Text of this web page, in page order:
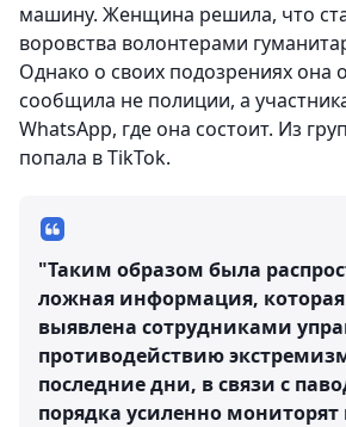
машину. Женщина решила, что
воровства волонтерами
Однако о своих подозрениях она
сообщила не полиции, а
WhatsApp, где она состоит. Из
попала в TikTok.
"Таким образом была
ложная информация,
выявлена сотрудниками
противодействию
последние дни, в связи с
порядка усиленно мониторят